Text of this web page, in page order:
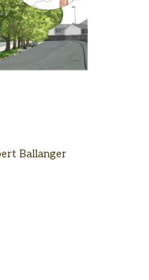
Ballanger